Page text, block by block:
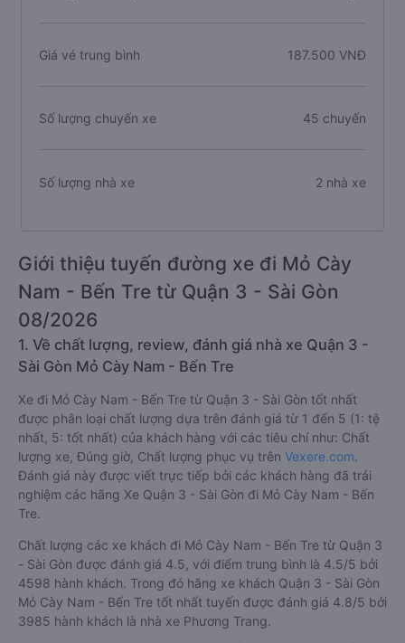
Giá vé trung bình 187.500 VNĐ
Số lượng chuyến xe 45 chuyến
Số lượng nhà xe 2 nhà xe
Giới thiệu tuyến đường xe đi Mỏ Cày
Nam - Bến Tre từ Quận 3 - Sài Gòn
08/2026
1. Về chất lượng, review, đánh giá nhà xe Quận 3 -
Sài Gòn Mỏ Cày Nam - Bến Tre
Xe đi Mỏ Cày Nam - Bến Tre từ Quận 3 - Sài Gòn tốt nhất
được phân loại chất lượng dựa trên đánh giá từ 1 đến 5 (1: tệ
nhất, 5: tốt nhất) của khách hàng với các tiêu chí như: Chất
lượng xe, Đúng giờ, Chất lượng phục vụ trên Vexere.com.
Đánh giá này được viết trực tiếp bởi các khách hàng đã trải
nghiệm các hãng Xe Quận 3 - Sài Gòn đi Mỏ Cày Nam - Bến
Tre.
Chất lượng các xe khách đi Mỏ Cày Nam - Bến Tre từ Quận 3
- Sài Gòn được đánh giá 4.5, với điểm trung bình là 4.5/5 bởi
4598 hành khách. Trong đó hãng xe khách Quận 3 - Sài Gòn
Mỏ Cày Nam - Bến Tre tốt nhất tuyến được đánh giá 4.8/5 bởi
3985 hành khách là nhà xe Phương Trang.